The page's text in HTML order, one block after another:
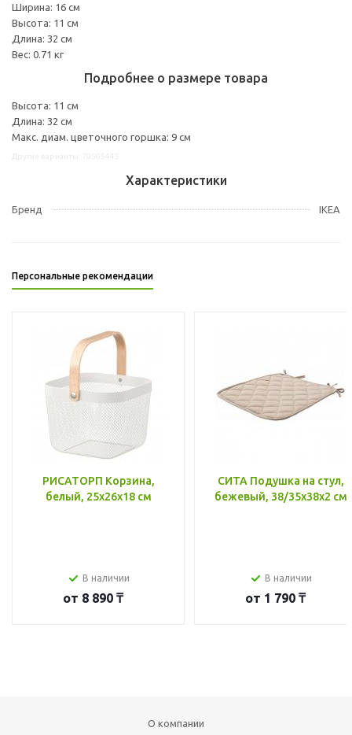
Ширина: 16 см
Высота: 11 см
Длина: 32 см
Вес: 0.71 кг
Подробнее о размере товара
Высота: 11 см
Длина: 32 см
Макс. диам. цветочного горшка: 9 см
Характеристики
Бренд IKEA
Персональные рекомендации
РИСАТОРП Корзина,
белый, 25x26x18 см
В наличии
от 8 890 ₸
СИТА Подушка на стул,
бежевый, 38/35x38x2 см
В наличии
от 1 790 ₸
О компании